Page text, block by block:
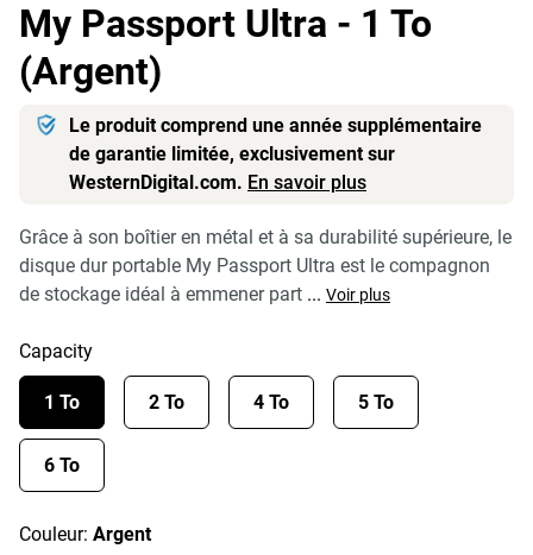
My Passport Ultra - 1 To
(Argent)
Le produit comprend une année supplémentaire
de garantie limitée, exclusivement sur
WesternDigital.com. En savoir plus
Grâce à son boîtier en métal et à sa durabilité supérieure, le
disque dur portable My Passport Ultra est le compagnon
de stockage idéal à emmener part ... Voir plus
Capacity
1 To 2 To 4 To 5 To
6 To
Couleur: Argent